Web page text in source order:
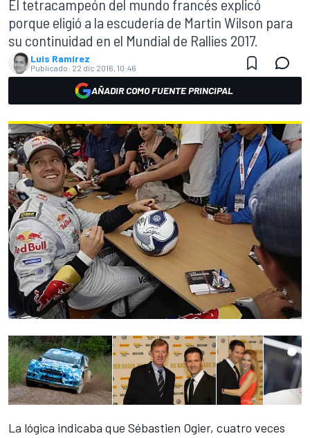
El tetracampeón del mundo francés explicó
porque eligió a la escudería de Martin Wilson para
su continuidad en el Mundial de Rallies 2017.
Luis Ramírez
Publicado: 22 dic 2016, 10:46
AÑADIR COMO FUENTE PRINCIPAL
La lógica indicaba que Sébastien Ogier, cuatro veces